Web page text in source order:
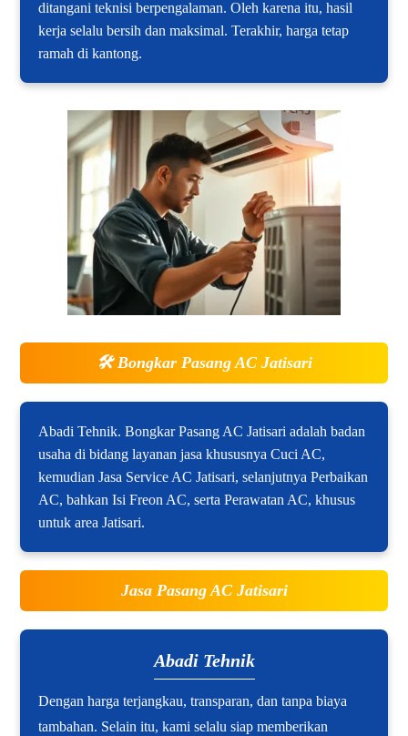
ditangani teknisi berpengalaman. Oleh karena itu, hasil
kerja selalu bersih dan maksimal. Terakhir, harga tetap
ramah di kantong.
🛠️Bongkar Pasang AC Jatisari
Abadi Tehnik. Bongkar Pasang AC Jatisari adalah badan
usaha di bidang layanan jasa khususnya Cuci AC,
kemudian Jasa Service AC Jatisari, selanjutnya Perbaikan
AC, bahkan Isi Freon AC, serta Perawatan AC, khusus
untuk area Jatisari.
Jasa Pasang AC Jatisari
Abadi Tehnik
Dengan harga terjangkau, transparan, dan tanpa biaya
tambahan. Selain itu, kami selalu siap memberikan